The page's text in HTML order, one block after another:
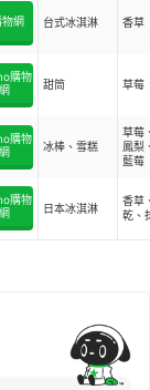
網 台式冰淇淋 香草
購物
網
甜筒 草莓
購物
網
冰棒、雪糕
草莓
鳳梨
藍莓
購物
網
日本冰淇淋
香草
乾、